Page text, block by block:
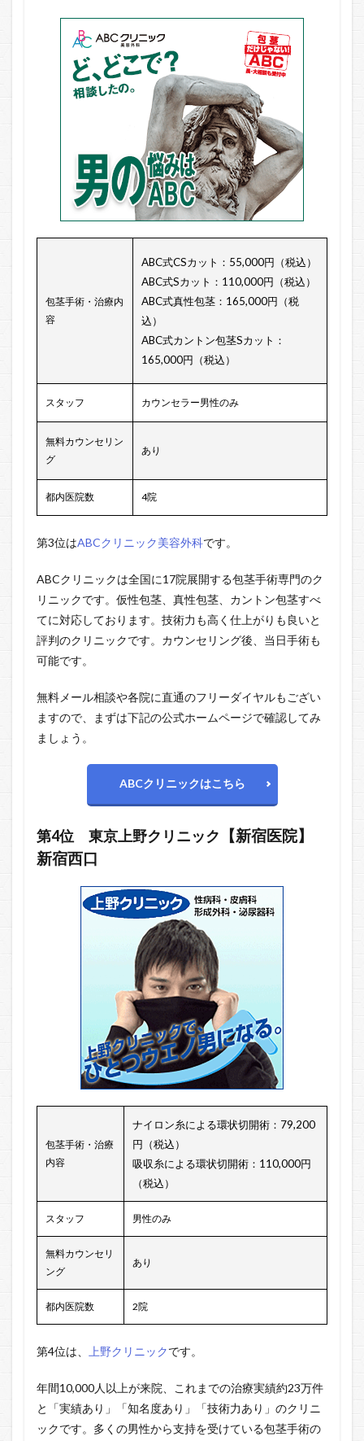
包茎手術・治療内
容
ABC式CSカット：55,000円（税込）
ABC式Sカット：110,000円（税込）
ABC式真性包茎：165,000円（税
込）
ABC式カントン包茎Sカット：
165,000円（税込）
スタッフ カウンセラー男性のみ
無料カウンセリン
グ
あり
都内医院数 4院
第3位はABCクリニック美容外科です。
ABCクリニックは全国に17院展開する包茎手術専門のク
リニックです。仮性包茎、真性包茎、カントン包茎すべ
てに対応しております。技術力も高く仕上がりも良いと
評判のクリニックです。カウンセリング後、当日手術も
可能です。
無料メール相談や各院に直通のフリーダイヤルもござい
ますので、まずは下記の公式ホームページで確認してみ
ましょう。
ABCクリニックはこちら
第4位 東京上野クリニック 【新宿医院】
新宿西口
包茎手術・治療
内容
ナイロン糸による環状切開術：79,200
円（税込）
吸収糸による環状切開術：110,000円
（税込）
スタッフ 男性のみ
無料カウンセリ
ング
あり
都内医院数 2院
第4位は、 上野クリニックです。
年間10,000人以上が来院、これまでの治療実績約23万件
と「実績あり」「知名度あり」「技術力あり」のクリニ
ックです。多くの男性から支持を受けている包茎手術の